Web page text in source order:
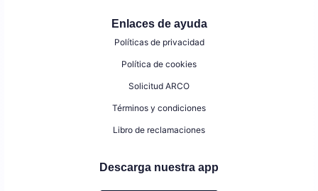
Enlaces de ayuda
Políticas de privacidad
Política de cookies
Solicitud ARCO
Términos y condiciones
Libro de reclamaciones
Descarga nuestra app